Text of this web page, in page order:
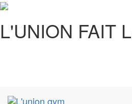
L'UNION FAIT